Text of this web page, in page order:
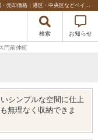
プラシス門前仲町 ｜マンションの購入・売り物件、売却査定・相場・売却価格｜港区・中央区などベイエリアの不動産のことならセンチュリー21プレミアムライフ
検索 お知らせ
門前仲町
シンプルな空間に仕上
無理なく収納できま